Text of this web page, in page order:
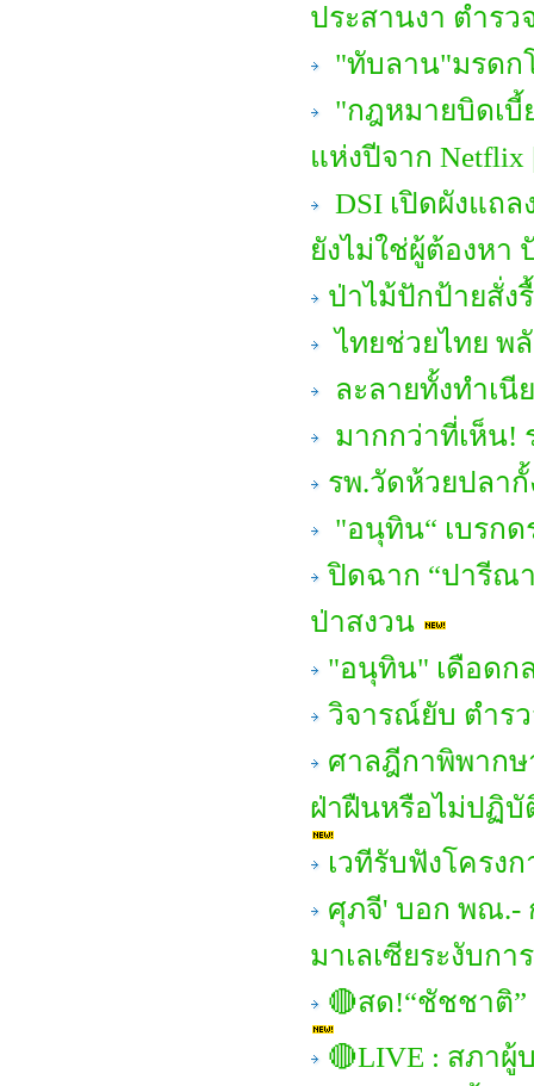
ประสานงา ตำร
"ทับลาน"มรดก
"กฎหมายบิดเบี้
แห่งปีจาก Netflix
DSI เปิดผังแถล
ยังไม่ใช่ผู้ต้องหา
ป่าไม้ปักป้ายสั่ง
ไทยช่วยไทย พ
ละลายทั้งทำเนี
มากกว่าที่เห็น!
รพ.วัดห้วยปลา
"อนุทิน“ เบรกด
ปิดฉาก “ปารีณ
ป่าสงวน
"อนุทิน" เดือดก
วิจารณ์ยับ ตำร
ศาลฎีกาพิพากษ
ฝ่าฝืนหรือไม่ปฏิบั
เวทีรับฟังโครง
ศุภจี' บอก พณ.-
มาเลเซียระงับก
🔴สด!“ชัชชาติ”
🔴LIVE : สภาผู้